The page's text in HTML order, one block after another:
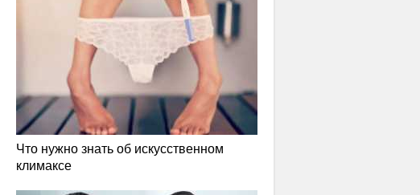
Что нужно знать об искусственном
климаксе